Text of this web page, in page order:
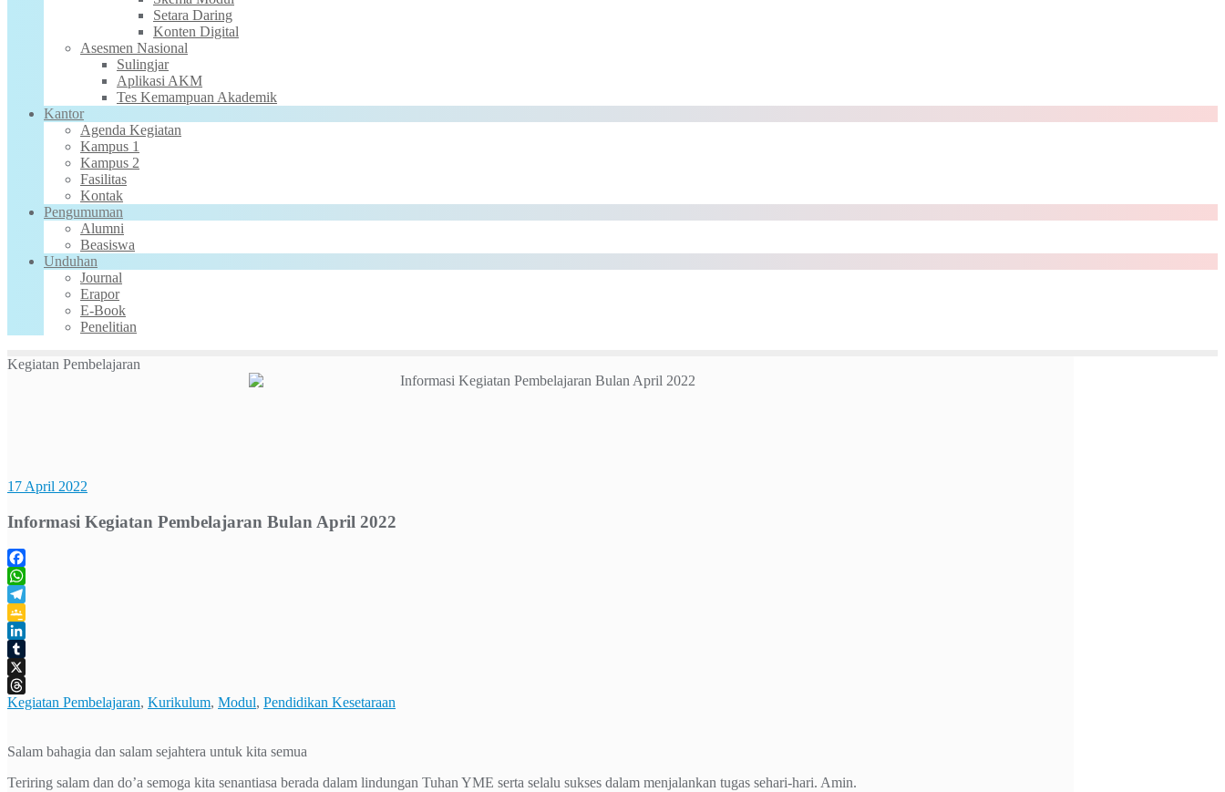
Setara Daring
Konten Digital
Asesmen Nasional
Sulingjar
Aplikasi AKM
Tes Kemampuan Akademik
Kantor
Agenda Kegiatan
Kampus 1
Kampus 2
Fasilitas
Kontak
Pengumuman
Alumni
Beasiswa
Unduhan
Journal
Erapor
E-Book
Penelitian
Kegiatan Pembelajaran
17 April 2022
Informasi Kegiatan Pembelajaran Bulan April 2022
Facebook
WhatsApp
Telegram
Google
Classroom
LinkedIn
Tumblr
X
Threads
Kegiatan Pembelajaran, Kurikulum, Modul, Pendidikan Kesetaraan
Salam bahagia dan salam sejahtera untuk kita semua
Teriring salam dan do’a semoga kita senantiasa berada dalam lindungan Tuhan YME serta selalu sukses dalam menjalankan tugas sehari-hari. Amin.